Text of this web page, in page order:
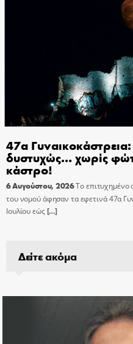
47α
δυστυχώς… χωρίς
κάστρο!
6 Αυγούστου, 2026Το επιτυχημένο
του νομού άφησαν τα εφετινά 47α
Ιουλίου εώς[…]
Δείτε ακόμα